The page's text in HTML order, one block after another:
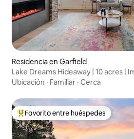
Residencia en Garfield
Lake Dreams Hideaway | 10 acres |
Ubicación · Familiar · Cerca
De los mejores en Favorito entre
Favorito entre huéspedes